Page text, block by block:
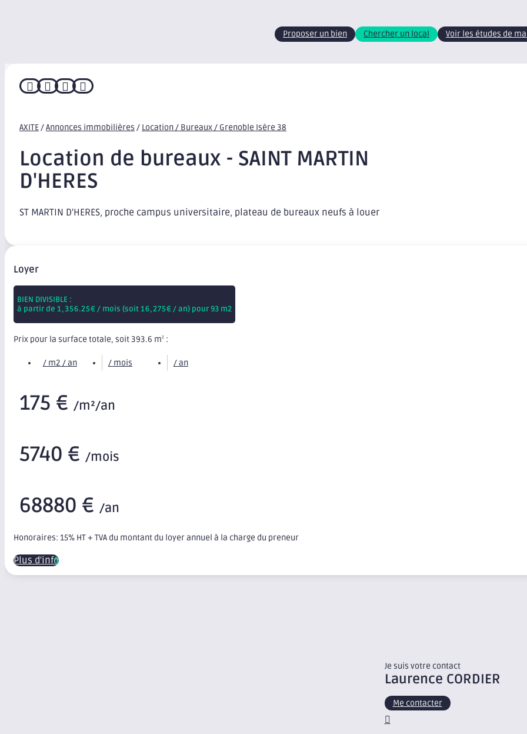
Proposer un bien Chercher un local Voir les études de
   
AXITE/Annonces immobilières / Location / Bureaux / Grenoble Isère 38
Location de bureaux - SAINT MARTIN
D'HERES
ST MARTIN D'HERES, proche campus universitaire, plateau de bureaux neufs à louer
Loyer
BIEN DIVISIBLE :
à partir de 1,356.25€ / mois (soit16,275€ / an) pour 93 m2
Prix pour la surface totale, soit 393.6 m2 :
/ m2 / an / mois / an
175 € /m²/an
5740 € /mois
68880 € /an
Honoraires: 15% HT + TVA du montant du loyer annuel à la charge du preneur
Plus d'infos
Je suis votre contact
Laurence CORDIER
Me contacter